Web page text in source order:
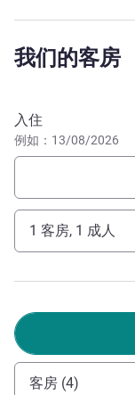
2.2km to Luohu Port
基 100 大厦。
我们的客房
预订此酒店
入住
例如：13/08/2026
1 客房, 1 成人
客房 (4)